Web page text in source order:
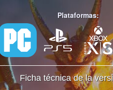
Plataformas:
Ficha técnica de la